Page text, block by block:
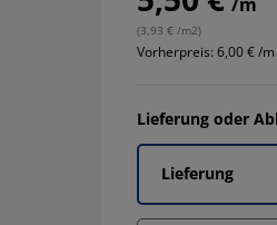
(3,93 € /m2)
Vorherpreis: 6,00 € /m
Lieferung oder
Lieferung
71.42857142857143%